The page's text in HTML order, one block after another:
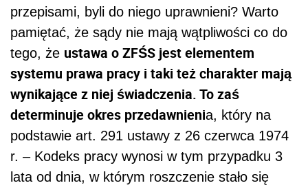
przepisami, byli do niego uprawnieni? Warto
pamiętać, że sądy nie mają wątpliwości co do
tego, że ustawa o ZFŚS jest elementem
systemu prawa pracy i taki też charakter mają
wynikające z niej świadczenia. To zaś
determinuje okres przedawnienia, który na
podstawie art. 291 ustawy z 26 czerwca 1974
r. – Kodeks pracy wynosi w tym przypadku 3
lata od dnia, w którym roszczenie stało się